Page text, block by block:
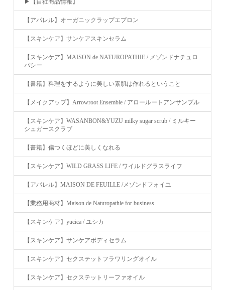
▶︎【自社商品情報】
【アパレル】オーガニックラップエプロン
【スキンケア】サンケアスキンセラム
【スキンケア】MAISON de NATUROPATHIE / メゾンドナチュロ
パシー
【書籍】料理をするように美しい素肌は作れるということ
【メイクアップ】Arrowroot Ensemble / アロールートアンサンブル
【スキンケア】WASANBON&YUZU milky sugar scrub / ミルキー
シュガースクラブ
【書籍】傷つくほどに美しくなれる
【スキンケア】WILD GRASS LIFE / ワイルドグラスライフ
【アパレル】MAISON DE FEUILLE /メゾンドフォイユ
【業務用商材】Maison de Naturopathie for business
【スキンケア】yucica / ユシカ
【スキンケア】サンケアボディセラム
【スキンケア】セクステットフラワリングオイル
【スキンケア】セクステットリーファオイル